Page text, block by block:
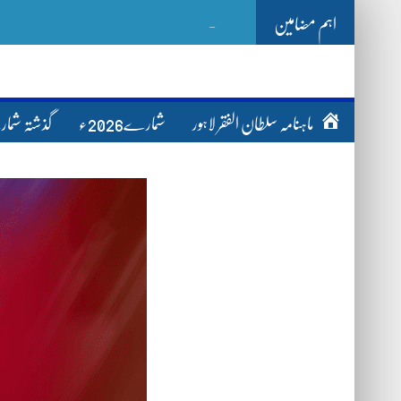
اہم مضامین Ghazwa Badar غزو
ماہنامہ سلطان الفقر لاہور شمارے2026ء گذشتہ